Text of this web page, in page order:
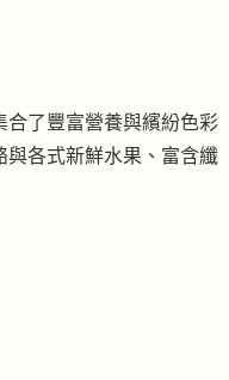
合了豐富營養與繽紛色彩
與各式新鮮水果、富含纖